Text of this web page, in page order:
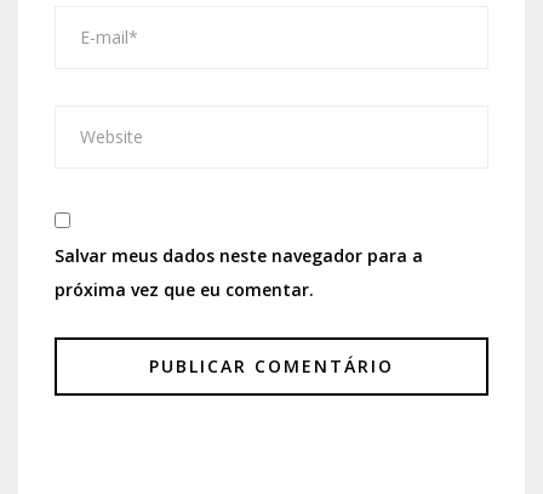
Salvar meus dados neste navegador para a
próxima vez que eu comentar.